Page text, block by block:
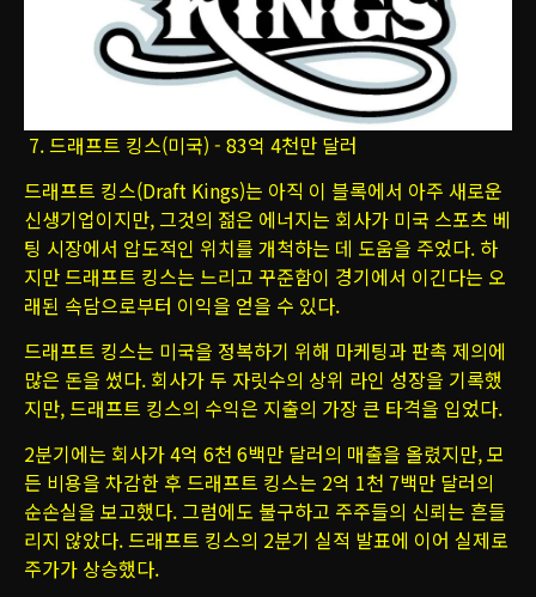
7. 드래프트 킹스(미국) - 83억 4천만 달러
드래프트 킹스(Draft Kings)는 아직 이 블록에서 아주 새로운
신생기업이지만, 그것의 젊은 에너지는 회사가 미국 스포츠 베
팅 시장에서 압도적인 위치를 개척하는 데 도움을 주었다. 하
지만 드래프트 킹스는 느리고 꾸준함이 경기에서 이긴다는 오
래된 속담으로부터 이익을 얻을 수 있다.
드래프트 킹스는 미국을 정복하기 위해 마케팅과 판촉 제의에
많은 돈을 썼다. 회사가 두 자릿수의 상위 라인 성장을 기록했
지만, 드래프트 킹스의 수익은 지출의 가장 큰 타격을 입었다.
2분기에는 회사가 4억 6천 6백만 달러의 매출을 올렸지만, 모
든 비용을 차감한 후 드래프트 킹스는 2억 1천 7백만 달러의
순손실을 보고했다. 그럼에도 불구하고 주주들의 신뢰는 흔들
리지 않았다. 드래프트 킹스의 2분기 실적 발표에 이어 실제로
주가가 상승했다.